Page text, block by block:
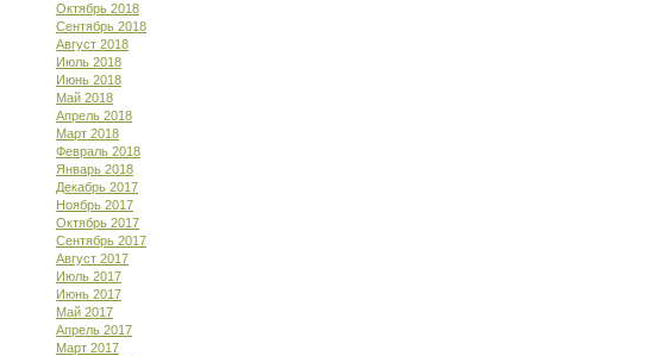
Октябрь 2018
Сентябрь 2018
Август 2018
Июль 2018
Июнь 2018
Май 2018
Апрель 2018
Март 2018
Февраль 2018
Январь 2018
Декабрь 2017
Ноябрь 2017
Октябрь 2017
Сентябрь 2017
Август 2017
Июль 2017
Июнь 2017
Май 2017
Апрель 2017
Март 2017